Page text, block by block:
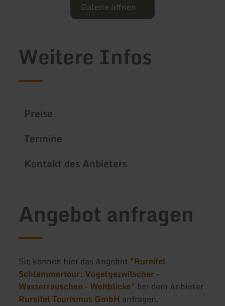
Galerie öffnen
Weitere Infos
Preise
Termine
Kontakt des Anbieters
Angebot anfragen
Sie können hier das Angebot "Rureifel
Schlemmertour: Vogelgezwitscher -
Wasserrauschen - Weitblicke" bei dem Anbieter
Rureifel Tourismus GmbH anfragen.